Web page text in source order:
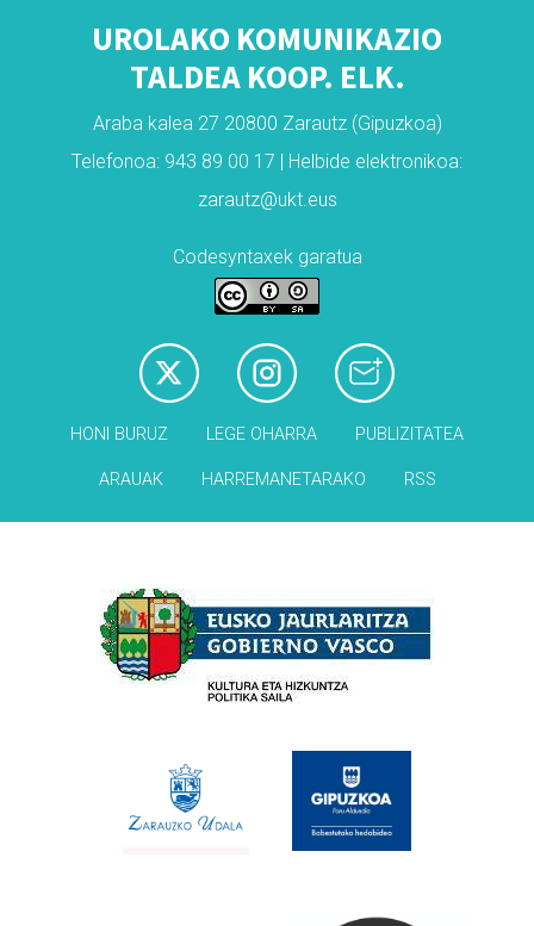
UROLAKO KOMUNIKAZIO
TALDEA KOOP. ELK.
Araba kalea 27 20800 Zarautz (Gipuzkoa)
Telefonoa: 943 89 00 17 | Helbide elektronikoa:
zarautz@ukt.eus
Codesyntaxek garatua
HONI BURUZ LEGE OHARRA PUBLIZITATEA
ARAUAK HARREMANETARAKO RSS